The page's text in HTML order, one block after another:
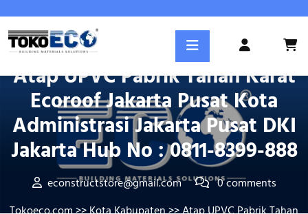
content
Register
Posted On Mei 28, 2025
Atap UPVC Pabrik Tahan Karat
Ecoroof Jakarta Pusat Kota
Administrasi Jakarta Pusat DKI
Jakarta Hub No : 0811-8399-888
econstructstore@gmail.com
0 comments
Tokoeco.com>>Kota Kabupaten>> Atap UPVC Pabrik Tahan